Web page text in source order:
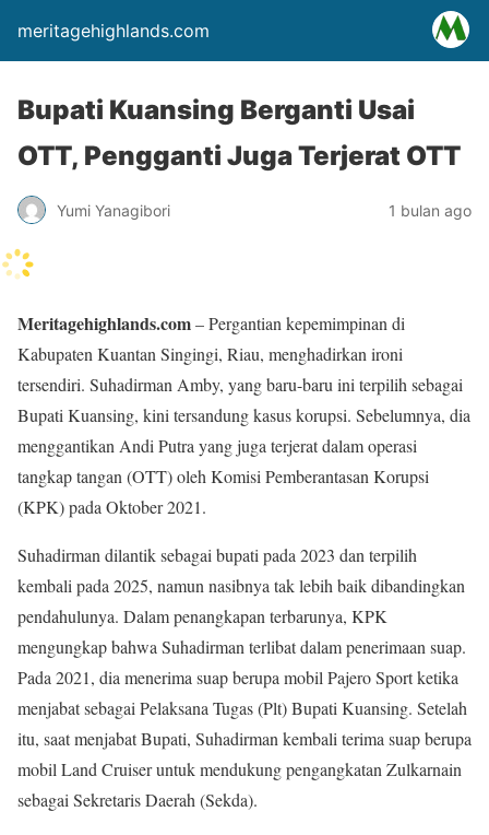
meritagehighlands.com
Bupati Kuansing Berganti Usai
OTT, Pengganti Juga Terjerat OTT
Yumi Yanagibori 1 bulan ago
Meritagehighlands.com– Pergantian kepemimpinan di
Kabupaten Kuantan Singingi, Riau, menghadirkan ironi
tersendiri. Suhadirman Amby, yang baru-baru ini terpilih sebagai
Bupati Kuansing, kini tersandung kasus korupsi. Sebelumnya, dia
menggantikan Andi Putra yang juga terjerat dalam operasi
tangkap tangan (OTT) oleh Komisi Pemberantasan Korupsi
(KPK) pada Oktober 2021.
Suhadirman dilantik sebagai bupati pada 2023 dan terpilih
kembali pada 2025, namun nasibnya tak lebih baik dibandingkan
pendahulunya. Dalam penangkapan terbarunya, KPK
mengungkap bahwa Suhadirman terlibat dalam penerimaan suap.
Pada 2021, dia menerima suap berupa mobil Pajero Sport ketika
menjabat sebagai Pelaksana Tugas (Plt) Bupati Kuansing. Setelah
itu, saat menjabat Bupati, Suhadirman kembali terima suap berupa
mobil Land Cruiser untuk mendukung pengangkatan Zulkarnain
sebagai Sekretaris Daerah (Sekda).